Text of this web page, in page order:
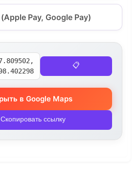
Pay, Google Pay)
📋
в Google Maps
ссылку